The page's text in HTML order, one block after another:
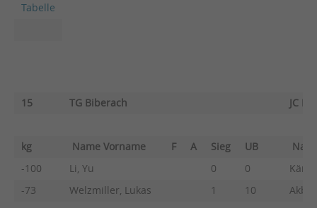
Tabelle
15 TG Biberach JC
kg Name Vorname F A Sieg UB
-100
Li, Yu 0 0
-73
Welzmiller, Lukas 1 10